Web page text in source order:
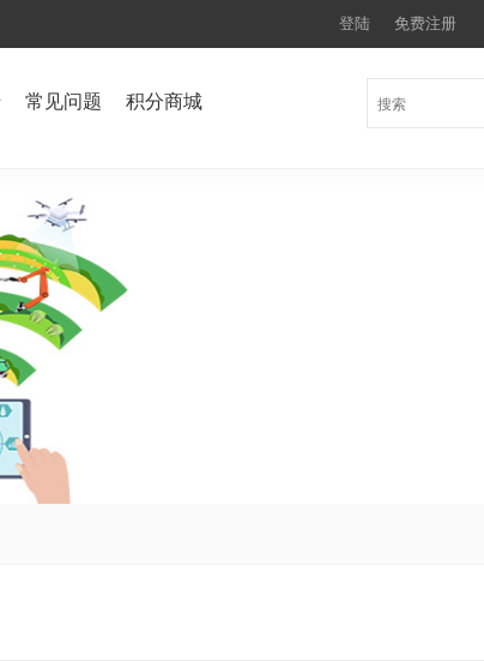
登陆 免费注册
常见问题 积分商城